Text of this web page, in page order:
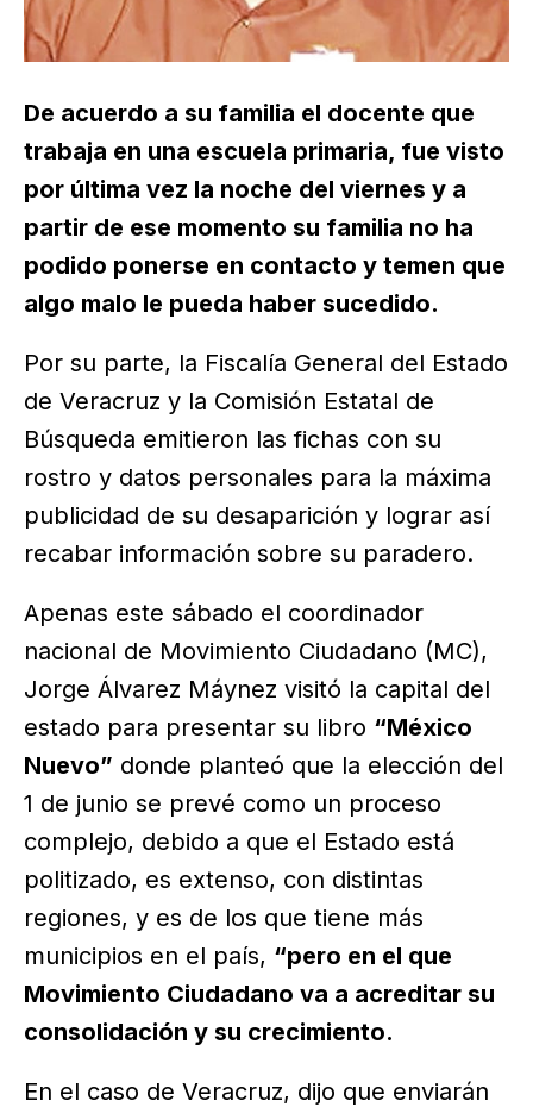
De acuerdo a su familia el docente que
trabaja en una escuela primaria, fue visto
por última vez la noche del viernes y a
partir de ese momento su familia no ha
podido ponerse en contacto y temen que
algo malo le pueda haber sucedido.
Por su parte, la Fiscalía General del Estado
de Veracruz y la Comisión Estatal de
Búsqueda emitieron las fichas con su
rostro y datos personales para la máxima
publicidad de su desaparición y lograr así
recabar información sobre su paradero.
Apenas este sábado el coordinador
nacional de Movimiento Ciudadano (MC),
Jorge Álvarez Máynez visitó la capital del
estado para presentar su libro “México
Nuevo” donde planteó que la elección del
1 de junio se prevé como un proceso
complejo, debido a que el Estado está
politizado, es extenso, con distintas
regiones, y es de los que tiene más
municipios en el país, “pero en el que
Movimiento Ciudadano va a acreditar su
consolidación y su crecimiento.
En el caso de Veracruz, dijo que enviarán